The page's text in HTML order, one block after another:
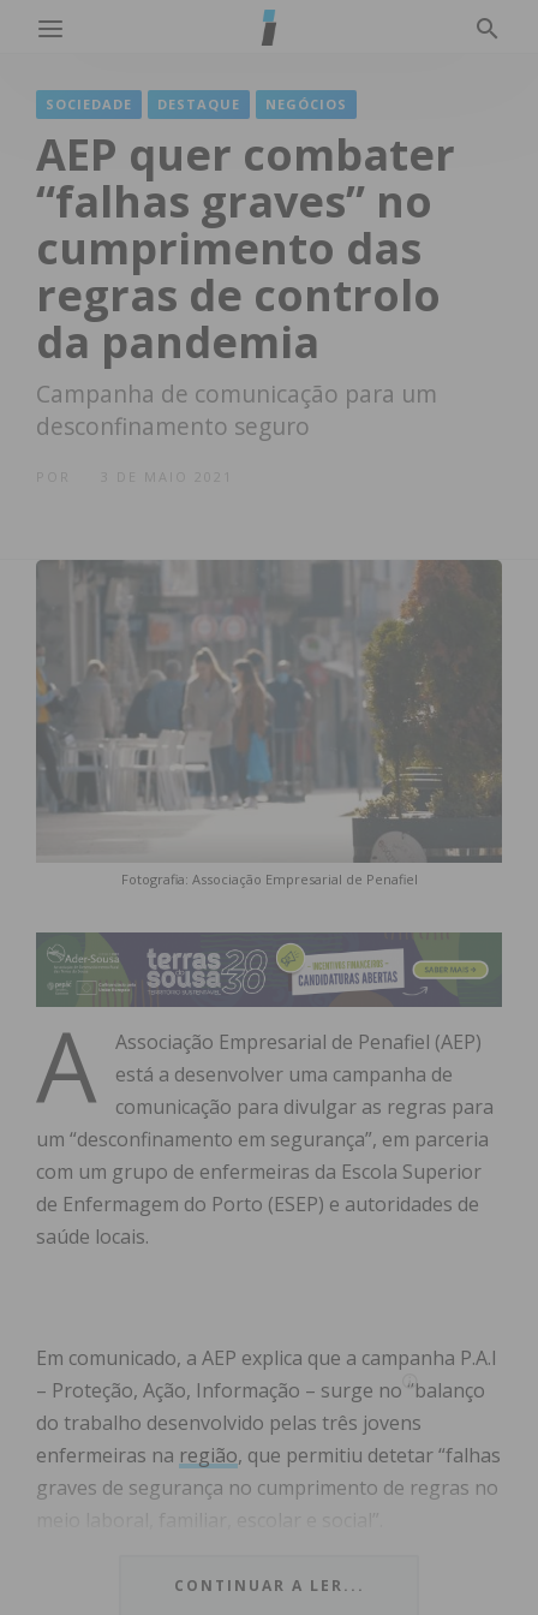
SOCIEDADE DESTAQUE NEGÓCIOS
AEP quer combater
“falhas graves” no
cumprimento das
regras de controlo
da pandemia
Campanha de comunicação para um
desconfinamento seguro
3 DE MAIO 2021
Fotografia: Associação Empresarial de Penafiel
A
Associação Empresarial de Penafiel (AEP)
está a desenvolver uma campanha de
comunicação para divulgar as regras para
um “desconfinamento em segurança”, em parceria
com um grupo de enfermeiras da Escola Superior
de Enfermagem do Porto (ESEP) e autoridades de
saúde locais.
Em comunicado, a AEP explica que a campanha P.A.I
– Proteção, Ação, Informação – surge no “balanço
do trabalho desenvolvido pelas três jovens
enfermeiras na região, que permitiu detetar “falhas
graves de segurança no cumprimento de regras no
Com o objetivo de “disseminar na comunidade as
CONTINUAR A LER...